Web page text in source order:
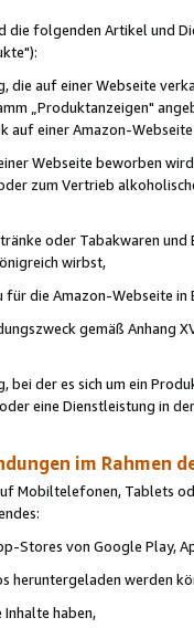
die folgenden Artikel und
die auf einer Webseite
„Produktanzeigen"
auf einer Amazon-
Webseite beworben
zum Vertrieb
oder Tabakwaren
wirbst,
die Amazon-Webseite in
gemäß Anhang
der es sich um ein
eine Dienstleistung in
im Rahmen
Mobiltelefonen, Tablets
Stores von Google Play,
heruntergeladen werden
Inhalte haben,